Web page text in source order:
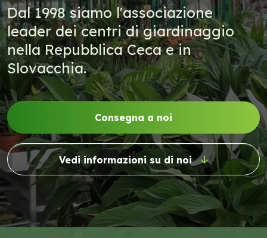
Dal 1998 siamo l'associazione
leader dei centri di giardinaggio
nella Repubblica Ceca e in
Slovacchia.
Consegna a noi
Vedi informazioni su di noi